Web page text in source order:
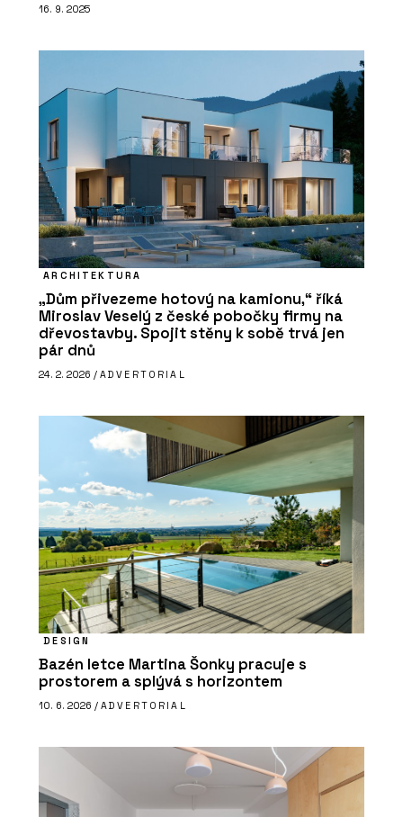
16. 9. 2025
ARCHITEKTURA
„Dům přivezeme hotový na kamionu,“ říká
Miroslav Veselý z české pobočky firmy na
dřevostavby. Spojit stěny k sobě trvá jen
pár dnů
24. 2. 2026 / ADVERTORIAL
DESIGN
Bazén letce Martina Šonky pracuje s
prostorem a splývá s horizontem
10. 6. 2026 / ADVERTORIAL